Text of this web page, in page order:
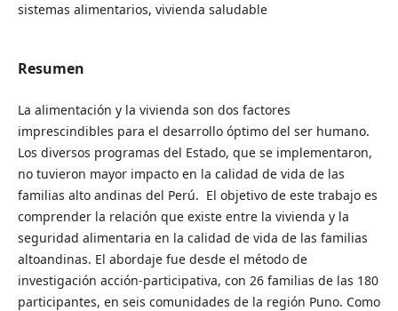
sistemas alimentarios, vivienda saludable
Resumen
La alimentación y la vivienda son dos factores
imprescindibles para el desarrollo óptimo del ser humano.
Los diversos programas del Estado, que se implementaron,
no tuvieron mayor impacto en la calidad de vida de las
familias alto andinas del Perú. El objetivo de este trabajo es
comprender la relación que existe entre la vivienda y la
seguridad alimentaria en la calidad de vida de las familias
altoandinas. El abordaje fue desde el método de
investigación acción-participativa, con 26 familias de las 180
participantes, en seis comunidades de la región Puno. Como